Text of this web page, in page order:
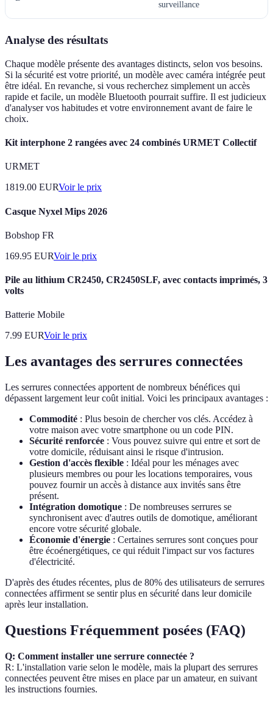
surveillance
Analyse des résultats
Chaque modèle présente des avantages distincts, selon vos besoins.
Si la sécurité est votre priorité, un modèle avec caméra intégrée peut
être idéal. En revanche, si vous recherchez simplement un accès
rapide et facile, un modèle Bluetooth pourrait suffire. Il est judicieux
d'analyser vos habitudes et votre environnement avant de faire le
choix.
Kit interphone 2 rangées avec 24 combinés URMET Collectif
URMET
1819.00 EURVoir le prix
Casque Nyxel Mips 2026
Bobshop FR
169.95 EURVoir le prix
Pile au lithium CR2450, CR2450SLF, avec contacts imprimés, 3
volts
Batterie Mobile
7.99 EURVoir le prix
Les avantages des serrures connectées
Les serrures connectées apportent de nombreux bénéfices qui
dépassent largement leur coût initial. Voici les principaux avantages :
Commodité : Plus besoin de chercher vos clés. Accédez à
votre maison avec votre smartphone ou un code PIN.
Sécurité renforcée : Vous pouvez suivre qui entre et sort de
votre domicile, réduisant ainsi le risque d'intrusion.
Gestion d'accès flexible : Idéal pour les ménages avec
plusieurs membres ou pour les locations temporaires, vous
pouvez fournir un accès à distance aux invités sans être
présent.
Intégration domotique : De nombreuses serrures se
synchronisent avec d'autres outils de domotique, améliorant
encore votre sécurité globale.
Économie d'énergie : Certaines serrures sont conçues pour
être écoénergétiques, ce qui réduit l'impact sur vos factures
d'électricité.
D'après des études récentes, plus de 80% des utilisateurs de serrures
connectées affirment se sentir plus en sécurité dans leur domicile
après leur installation.
Questions Fréquemment posées (FAQ)
Q: Comment installer une serrure connectée ?
R: L'installation varie selon le modèle, mais la plupart des serrures
connectées peuvent être mises en place par un amateur, en suivant
les instructions fournies.